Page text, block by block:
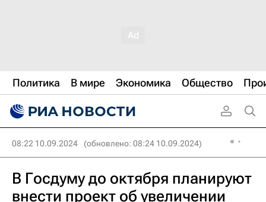
Политика В мире Экономика Общество
08:22 10.09.2024 (обновлено: 08:24 10.09.2024)
В Госдуму до октября планируют
внести проект об увеличении